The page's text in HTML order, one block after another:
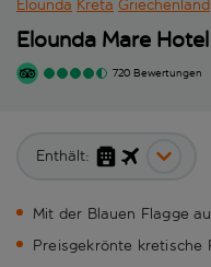
Elounda Kreta Griechenland
Elounda Mare Hotel
720 Bewertungen
Enthält:
Mit der Blauen Flagge
Preisgekrönte kretische